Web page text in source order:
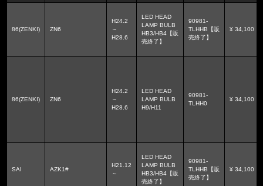
86(ZENKI) ZN6
H24.2
～
H28.6
LED HEAD
LAMP BULB
HB3/HB4【販
売終了】
90981-
TLHHB【販
売終了】
¥ 34,100
86(ZENKI) ZN6
H24.2
～
H28.6
LED HEAD
LAMP BULB
H9/H11
90981-
TLHH0
¥ 34,100
SAI AZK1#
H21.12
～
LED HEAD
LAMP BULB
HB3/HB4【販
売終了】
90981-
TLHHB【販
売終了】
¥ 34,100